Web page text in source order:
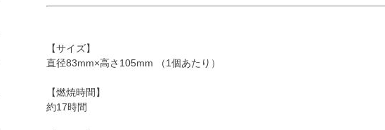
【サイズ】
直径83mm×高さ105mm （1個あたり）
【燃焼時間】
約17時間